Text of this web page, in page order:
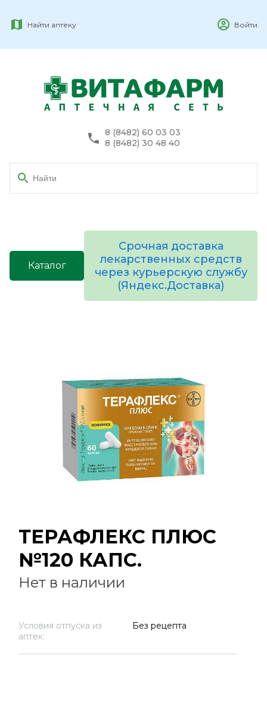
Найти аптеку Войти
8 (8482) 60 03 03
8 (8482) 30 48 40
Каталог
Срочная доставка
лекарственных средств
через курьерскую службу
(Яндекс.Доставка)
ТЕРАФЛЕКС ПЛЮС
№120 КАПС.
Нет в наличии
Условия отпуска из
аптек:
Без рецепта